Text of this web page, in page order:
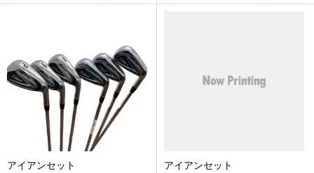
アイアンセット
アイアンセット